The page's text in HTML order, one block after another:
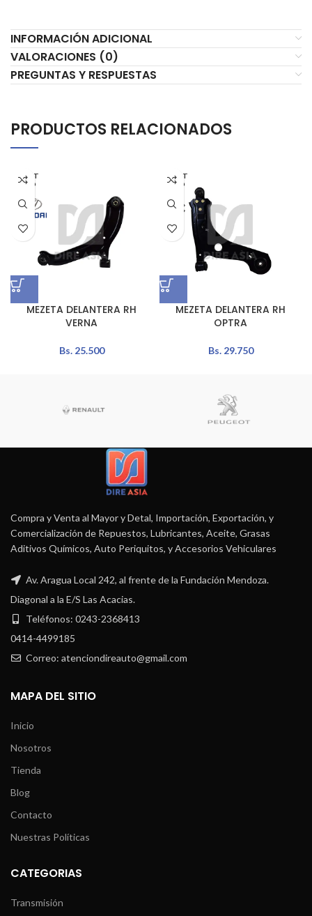
INFORMACIÓN ADICIONAL
VALORACIONES (0)
PREGUNTAS Y RESPUESTAS
PRODUCTOS RELACIONADOS
AGOT
ADO
MEZETA DELANTERA RH
VERNA
Bs.25.500
AGOT
ADO
MEZETA DELANTERA RH
OPTRA
Bs.29.750
Compra y Venta al Mayor y Detal, Importación, Exportación, y
Comercialización de Repuestos, Lubricantes, Aceite, Grasas
Aditivos Químicos, Auto Periquitos, y Accesorios Vehiculares
Av. Aragua Local 242, al frente de la Fundación Mendoza.
Diagonal a la E/S Las Acacias.
Teléfonos: 0243-2368413
0414-4499185
Correo: atenciondireauto@gmail.com
MAPA DEL SITIO
Inicio
Nosotros
Tienda
Blog
Contacto
Nuestras Políticas
CATEGORIAS
Transmisión